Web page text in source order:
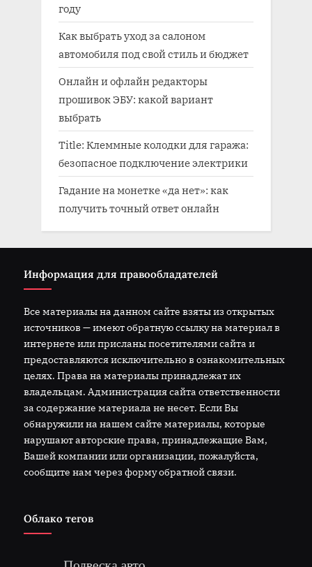
году
Как выбрать уход за салоном
автомобиля под свой стиль и бюджет
Онлайн и офлайн редакторы
прошивок ЭБУ: какой вариант
выбрать
Title: Клеммные колодки для гаража:
безопасное подключение электрики
Гадание на монетке «да нет»: как
получить точный ответ онлайн
Информация для правообладателей
Все материалы на данном сайте взяты из открытых
источников — имеют обратную ссылку на материал в
интернете или присланы посетителями сайта и
предоставляются исключительно в ознакомительных
целях. Права на материалы принадлежат их
владельцам. Администрация сайта ответственности
за содержание материала не несет. Если Вы
обнаружили на нашем сайте материалы, которые
нарушают авторские права, принадлежащие Вам,
Вашей компании или организации, пожалуйста,
сообщите нам через форму обратной связи.
Облако тегов